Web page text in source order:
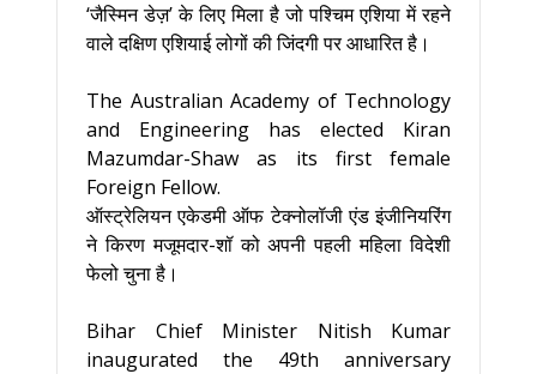
‘जैस्मिन डेज़’ के लिए मिला है जो पश्चिम एशिया में रहने
वाले दक्षिण एशियाई लोगों की जिंदगी पर आधारित है।
The Australian Academy of Technology
and Engineering has elected Kiran
Mazumdar-Shaw as its first female
Foreign Fellow.
ऑस्ट्रेलियन एकेडमी ऑफ टेक्नोलॉजी एंड इंजीनियरिंग
ने किरण मजूमदार-शॉ को अपनी पहली महिला विदेशी
फेलो चुना है।
Bihar Chief Minister Nitish Kumar
inaugurated the 49th anniversary